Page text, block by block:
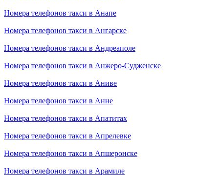
Номера телефонов такси в Анапе
Номера телефонов такси в Ангарске
Номера телефонов такси в Андреаполе
Номера телефонов такси в Анжеро-Судженске
Номера телефонов такси в Аниве
Номера телефонов такси в Анне
Номера телефонов такси в Апатитах
Номера телефонов такси в Апрелевке
Номера телефонов такси в Апшеронске
Номера телефонов такси в Арамиле